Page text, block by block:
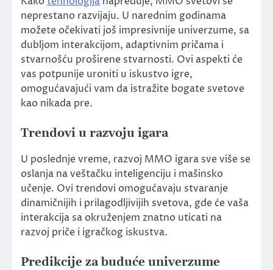
neprestano razvijaju. U narednim godinama
možete očekivati još impresivnije univerzume, sa
dubljom interakcijom, adaptivnim pričama i
stvarnošću proširene stvarnosti. Ovi aspekti će
vas potpunije uroniti u iskustvo igre,
omogućavajući vam da istražite bogate svetove
kao nikada pre.
Trendovi u razvoju igara
U poslednje vreme, razvoj MMO igara sve više se
oslanja na veštačku inteligenciju i mašinsko
učenje. Ovi trendovi omogućavaju stvaranje
dinamičnijih i prilagodljivijih svetova, gde će vaša
interakcija sa okruženjem znatno uticati na
razvoj priče i igračkog iskustva.
Predikcije za buduće univerzume